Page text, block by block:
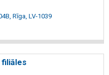
Rīga, LV-1039
filiāles